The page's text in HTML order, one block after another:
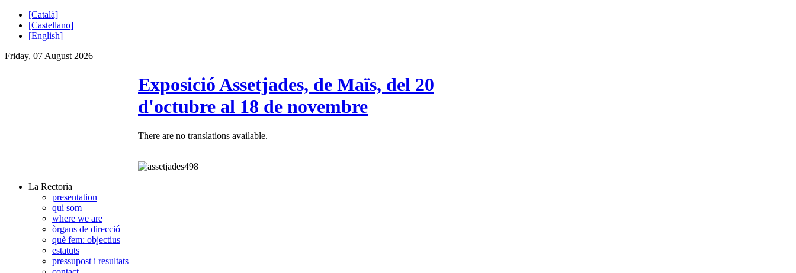
[Català]
[Castellano]
[English]
Friday, 07 August 2026
Exposició Assetjades, de Maïs, del 20
d'octubre al 18 de novembre
There are no translations available.
La Rectoria
presentation
qui som
where we are
òrgans de direcció
què fem: objectius
estatuts
pressupost i resultats